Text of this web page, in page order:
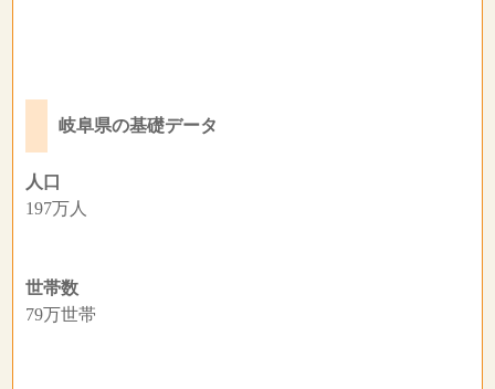
岐阜県の基礎データ
人口
197万人
世帯数
79万世帯